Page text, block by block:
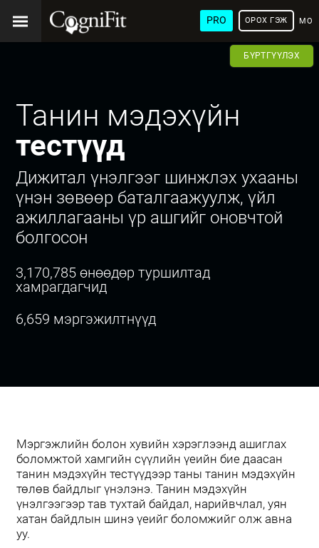
PRO ОРОХ ГЭЖ
БҮРТГҮҮЛЭХ
Танин мэдэхүйн
тестүүд
Дижитал үнэлгээг шинжлэх ухааны
үнэн зөвөөр баталгаажуулж, үйл
ажиллагааны үр ашгийг оновчтой
болгосон
3,170,785 өнөөдөр туршилтад
хамрагдагчид
6,659 мэргэжилтнүүд
Мэргэжлийн болон хувийн хэрэглээнд ашиглах
боломжтой хамгийн сүүлийн үеийн бие даасан
танин мэдэхүйн тестүүдээр таны танин мэдэхүйн
төлөв байдлыг үнэлэнэ. Танин мэдэхүйн
үнэлгээгээр тав тухтай байдал, нарийвчлал, уян
хатан байдлын шинэ үеийг боломжийг олж авна
уу.